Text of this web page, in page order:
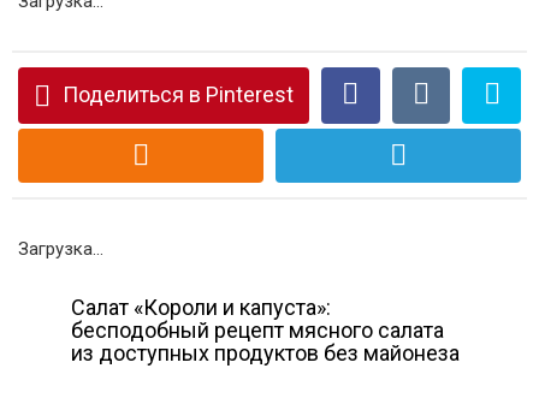
Поделиться в Pinterest
Загрузка...
Салат «Короли и капуста»:
бесподобный рецепт мясного салата
из доступных продуктов без майонеза